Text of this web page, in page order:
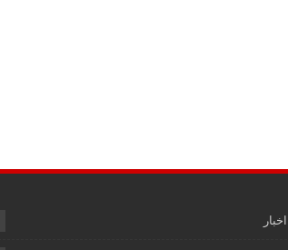
اخبار